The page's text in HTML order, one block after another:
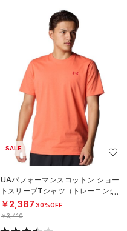
SALE
UAパフォーマンスコットン ショー
トスリーブTシャツ（トレーニング/
MEN）
￥2,387 30%OFF
￥3,410